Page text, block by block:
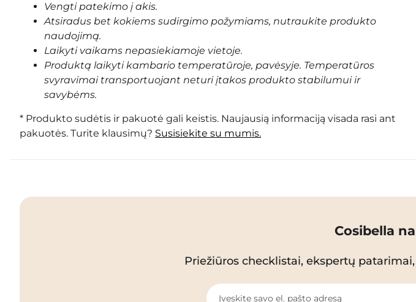
Vengti patekimo į akis.
Atsiradus bet kokiems sudirgimo požymiams, nutraukite produkto
naudojimą.
Laikyti vaikams nepasiekiamoje vietoje.
Produktą laikyti kambario temperatūroje, pavėsyje. Temperatūros
svyravimai transportuojant neturi įtakos produkto stabilumui ir
savybėms.
* Produkto sudėtis ir pakuotė gali keistis. Naujausią informaciją visada rasi ant
pakuotės. Turite klausimų? Susisiekite su mumis.
Cosibella
Priežiūros checklistai, ekspertų
Įveskite savo el. pašto adresą